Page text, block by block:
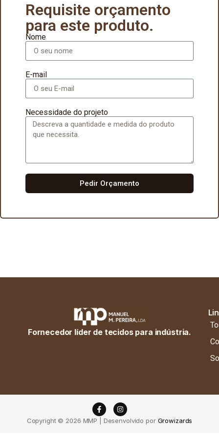
Requisite orçamento
para este produto.
Nome
E-mail
Necessidade do projeto
Pedir Orçamento
Fornecedor líder de tecidos para indústria.
Copyright © 2026 MMP | Desenvolvido por Growizards